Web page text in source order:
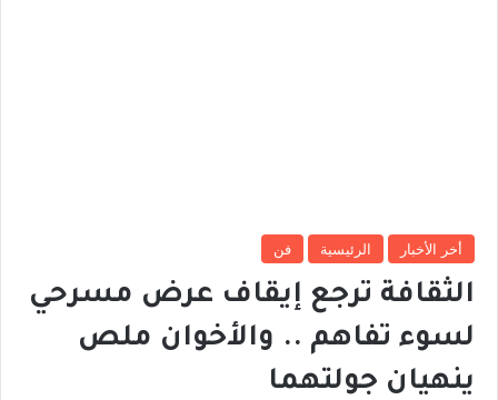
أخر الأخبار الرئيسية فن
الثقافة ترجع إيقاف عرض مسرحي
لسوء تفاهم .. والأخوان ملص
ينهيان جولتهما